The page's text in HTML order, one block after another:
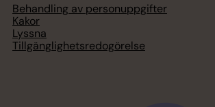
Behandling av personuppgifter
Kakor
Lyssna
Tillgänglighetsredogörelse